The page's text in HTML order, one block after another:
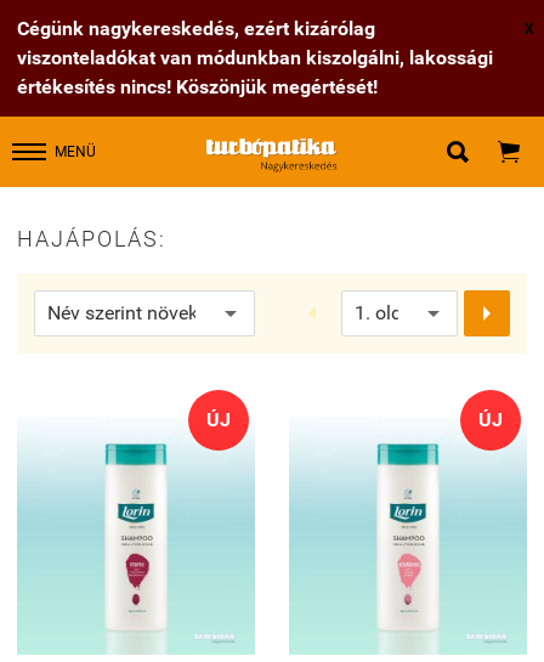
Cégünk nagykereskedés, ezért kizárólag
viszonteladókat van módunkban kiszolgálni, lakossági
értékesítés nincs! Köszönjük megértését!
X
MENÜ  
HAJÁPOLÁS:
 
ÚJ ÚJ